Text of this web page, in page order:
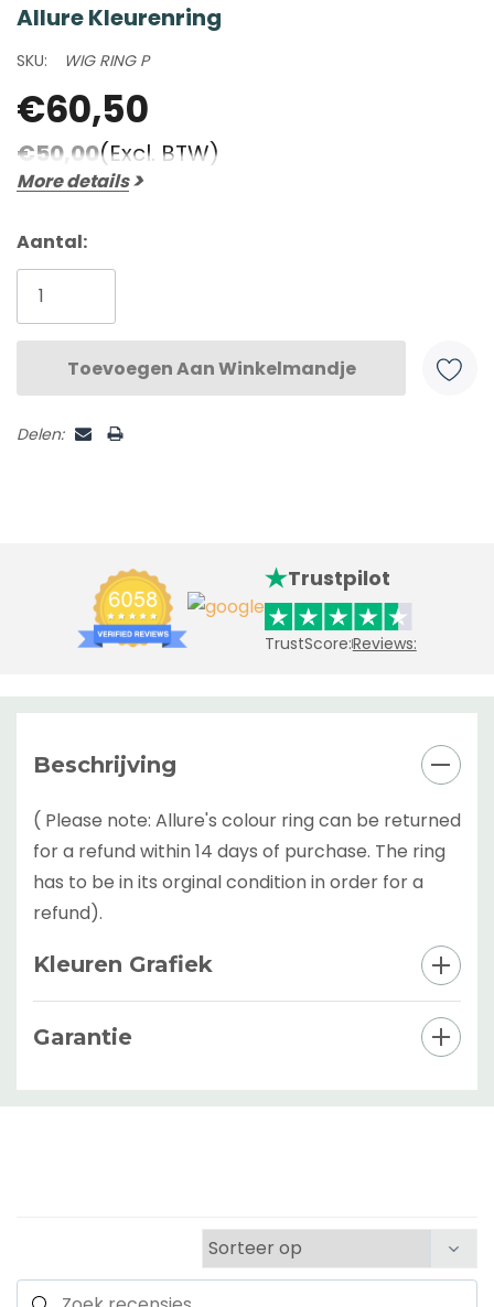
Allure Kleurenring
SKU: WIG RING P
€60,50
€50,00(Excl. BTW)
More details
voorraad:
Aantal:
Delen:
Trustpilot
TrustScore:Reviews:
Beschrijving
( Please note: Allure's colour ring can be returned
for a refund within 14 days of purchase. The ring
has to be in its orginal condition in order for a
refund).
Kleuren Grafiek
Garantie